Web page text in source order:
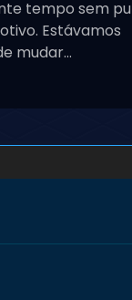
tempo sem
Estávamos
mudar...